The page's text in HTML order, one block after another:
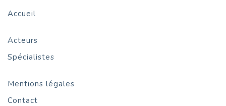
Accueil
Acteurs
Spécialistes
Mentions légales
Contact